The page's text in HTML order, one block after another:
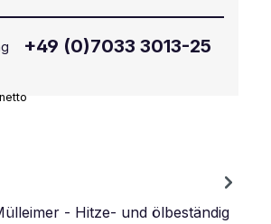
netto
+49 (0)7033 3013-25
- Hitze- und ölbeständig